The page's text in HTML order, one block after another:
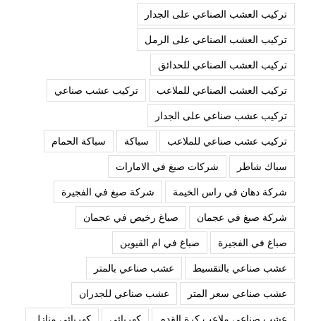
تركيب العشب الصناعي على الجدار
تركيب العشب الصناعي على الرمل
تركيب العشب الصناعي للحدائق
تركيب العشب الصناعي للملاعب
تركيب عشب صناعي
تركيب عشب صناعي على الجدار
تركيب عشب صناعي للملاعب
سباكة
سباكة الحمام
سباك شاطر
شركات صبغ في الامارات
شركة دهان في راس الخيمة
شركة صبغ في الفجيرة
شركة صبغ في عجمان
صباغ رخيص في عجمان
صباغ في الفجيرة
صباغ في ام القيوين
عشب صناعي بالتقسيط
عشب صناعي بالمتر
عشب صناعي سعر المتر
عشب صناعي للجدران